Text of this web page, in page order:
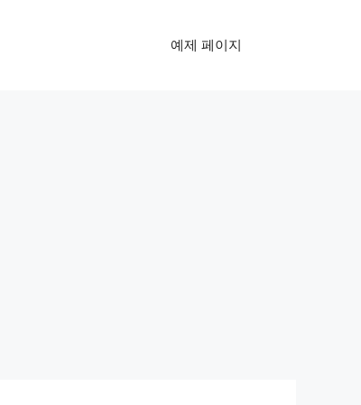
예제 페이지